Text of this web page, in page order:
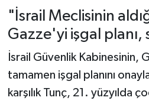
"İsrail Meclisinin
Gazze'yi işgal
İsrail Güvenlik Kabinesinin,
tamamen işgal planını
karşılık Tunç, 21. yüzyılda